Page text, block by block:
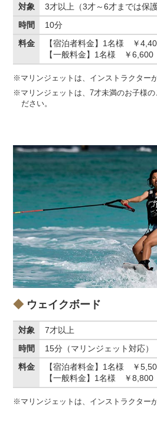
対象
3才以上（3才～6才までは保
時間
10分
料金
【宿泊者料金】1名様 ￥
【一般料金】1名様 ￥6,600
※マリンジェットは、インストラクター
※マリンジェットは、7才未満のお子様の
ださい。
ウェイクボード
対象
7才以上
時間
15分（マリンジェット対応）
料金
【宿泊者料金】1名様 ￥
【一般料金】1名様 ￥8,800
※マリンジェットは、インストラクター